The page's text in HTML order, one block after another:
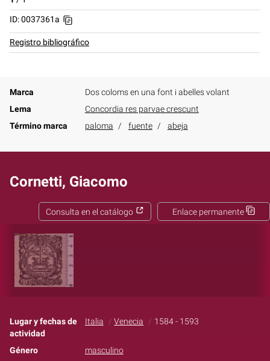
ID: 0037361a
Registro bibliográfico
Marca
Dos coloms en una font i abelles volant
Lema
Concordia res parvae crescunt
Término marca
paloma fuente abeja
Cornetti, Giacomo
Enlace permanente
Consulta en el catálogo
Lugar y fechas de
actividad
Italia Venecia 1584 - 1593
Género
masculino